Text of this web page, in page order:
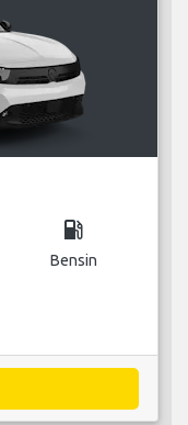
local_gas_station
Bensin